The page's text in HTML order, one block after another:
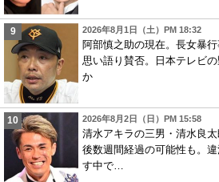
2026年8月1日（土）PM 18:32
阿部慎之助の現在。長女暴
思い語り賛否。日本テレビ
か
2026年8月2日（日）PM 15:58
清水アキラの三男・清水良
後数週間経過の可能性も。
す中で…